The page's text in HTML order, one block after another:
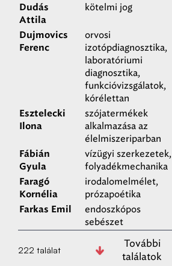
Dudás
Attila
kötelmi jog
Dujmovics
Ferenc
orvosi
izotópdiagnosztika,
laboratóriumi
diagnosztika,
funkcióvizsgálatok,
kórélettan
Esztelecki
Ilona
szójatermékek
alkalmazása az
élelmiszeriparban
Fábián
Gyula
vízügyi szerkezetek,
folyadékmechanika
Faragó
Kornélia
irodalomelmélet,
prózapoétika
Farkas Emil
endoszkópos
sebészet
222 találat
További
találatok